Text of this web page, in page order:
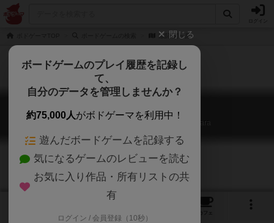
激闘 関ヶ原
激闘 関ヶ原
The game of ground battle in the Sekigahara
カフェ
閉じる
ボードゲームのプレイ履歴を記録し
て、
自分のデータを管理しませんか？
約75,000人がボドゲーマを利用中！
遊んだボードゲームを記録する
気になるゲームのレビューを読む
お気に入り作品・所有リストの共
有
ログイン / 会員登録（10秒）